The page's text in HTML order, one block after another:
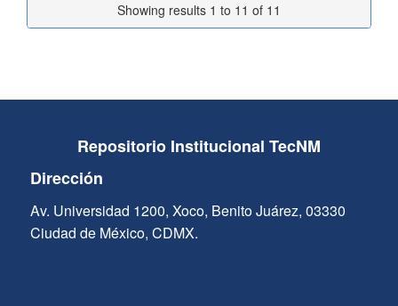
Showing results 1 to 11 of 11
Repositorio Institucional TecNM
Dirección
Av. Universidad 1200, Xoco, Benito Juárez, 03330
Ciudad de México, CDMX.